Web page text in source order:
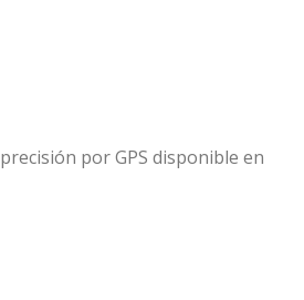
por GPS disponible en